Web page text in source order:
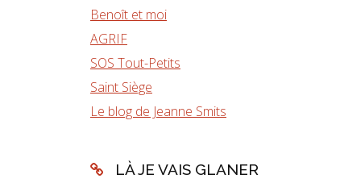
Benoît et moi
AGRIF
SOS Tout-Petits
Saint Siège
Le blog de Jeanne Smits
LÀ JE VAIS GLANER